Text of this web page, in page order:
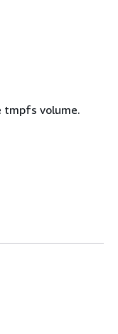
tmpfs volume.